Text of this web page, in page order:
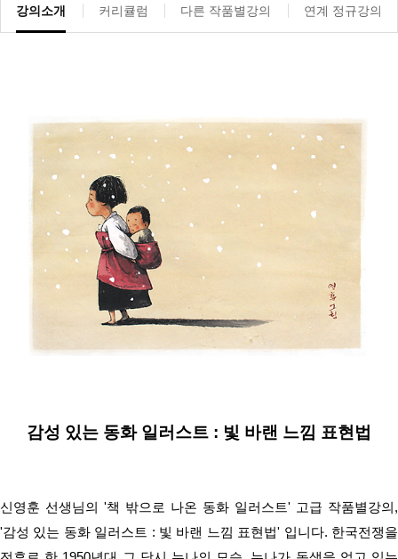
강의소개 커리큘럼 다른 작품별강의 연계 정규강의
감성 있는 동화 일러스트 : 빛 바랜 느낌 표현법
신영훈 선생님의 '책 밖으로 나온 동화 일러스트' 고급 작품별강의,
'감성 있는 동화 일러스트 : 빛 바랜 느낌 표현법' 입니다. 한국전쟁을